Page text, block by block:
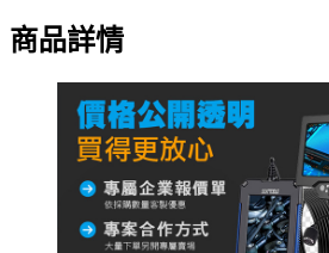
商品詳情